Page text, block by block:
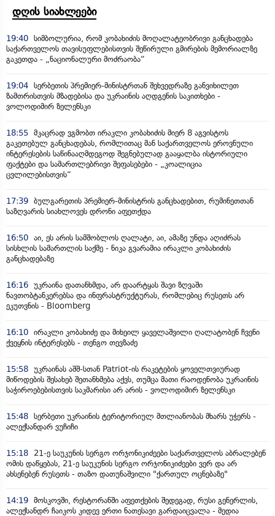
დღის სიახლეები
19:40 სიმბოლურია, რომ კობახიძის მოღალატეობრივი განცხადება
საქართველოს თავისუფლებისთვის შეწირული გმირების მემორიალზე
გაკეთდა - „ნაციონალური მოძრაობა“
19:04 სერბეთის პრემიერ-მინისტრთან შეხვედრაზე განვიხილეთ
ზამთრისთვის მზადებისა და უკრაინის აღდგენის საკითხები -
ვოლოდიმირ ზელენსკი
18:55 მკაცრად ვგმობთ ირაკლი კობახიძის მიერ 8 აგვისტოს
გაკეთებულ განცხადებას, რომლითაც მან საქართველოს ეროვნული
ინტერესების საწინააღმდეგოდ შეგნებულად გააყალბა ისტორიული
ფაქტები და სამართლებრივი შეფასებები - „კოალიცია
ცვლილებისთვის“
17:39 ბულგარეთის პრემიერ-მინისტრის განცხადებით, რუმინეთთან
საზღვარის სიახლოვეს დრონი აფეთქდა
16:50 აი, ეს არის სამშობლოს ღალატი, აი, ამაზე უნდა აღიძრას
სისხლის სამართლის საქმე - ნიკა გვარამია ირაკლი კობახიძის
განცხადებაზე
16:16 უკრაინა დათანხმდა, არ დაარტყას შავი ზღვაში
ნავთობტანკერებსა და ინფრასტრუქტურას, რომლებიც რუსეთს არ
ეკუთვნის - Bloomberg
16:10 ირაკლი კობახიძე და მიხეილ ყაველაშვილი ღალატობენ ჩვენი
ქვეყნის ინტერესებს - თენგო თევზაძე
15:58 უკრაინას აშშ-სთან Patriot-ის რაკეტების ყოველთვიურად
მიწოდების შესახებ შეთანხმება აქვს, თუმცა მათი რაოდენობა უკრაინის
საჭიროებებისთვის საკმარისი არ არის - ვოლოდიმირ ზელენსკი
15:48 სერბეთი უკრაინის ტერიტორიულ მთლიანობას მხარს უჭერს -
ალექსანდარ ვუჩიჩი
15:18
21-ე საუკუნის სერგო ორჯონიკიძეები საქართველოს აბრალებენ
ომის დაწყებას, 21-ე საუკუნის სერგო ორჯონიკიძეები ვერ და არ
ახსენებენ რუსეთს - თაზო დათუნაშვილი "ქართულ ოცნებაზე"
14:19 მოსკოვში, რესტორანში აფეთქების შედეგად, რუსი გენერლის,
ალექსანდრ ჩაიკოს კიდევ ერთი ნათესავი გარდაიცვალა - მედია